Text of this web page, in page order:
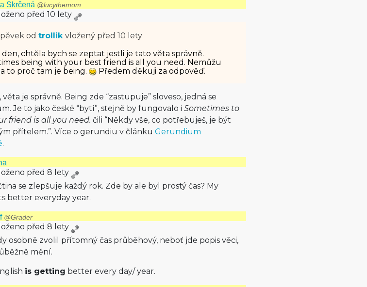
Skrčená @lucythemom
před 10 lety
od trollik vložený před 10 lety
chtěla bych se zeptat jestli je tato věta správně.
being with your best friend is all you need. Nemůžu
to proč tam je being.
Předem děkuji za odpověď.
je správně. Being zde “zastupuje” sloveso, jedná se
Je to jako české “bytí”, stejně by fungovalo i Sometimes to
friend is all you need. čili “Někdy vše, co potřebuješ, je být
přítelem.”. Více o gerundiu v článku Gerundium
.
před 8 lety
se zlepšuje každý rok. Zde by ale byl prostý čas? My
better everyday year.
@Grader
před 8 lety
osobně zvolil přítomný čas průběhový, neboť jde popis věci,
mění.
is getting better every day/ year.